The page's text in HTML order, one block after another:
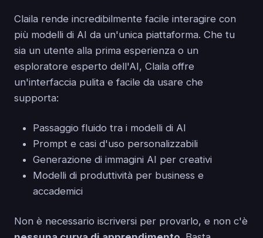
Claila rende incredibilmente facile interagire con
più modelli di AI da un'unica piattaforma. Che tu
sia un utente alla prima esperienza o un
esploratore esperto dell'AI, Claila offre
un'interfaccia pulita e facile da usare che
supporta:
Passaggio fluido tra i modelli di AI
Prompt e casi d'uso personalizzabili
Generazione di immagini AI per creativi
Modelli di produttività per business e
accademici
Non è necessario iscriversi per provarlo, e non c'è